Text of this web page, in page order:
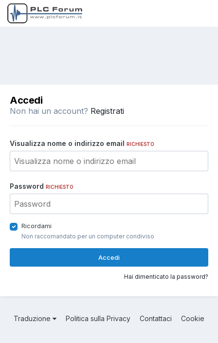
Accedi
Non hai un account? Registrati
Visualizza nome o indirizzo email RICHIESTO
Password RICHIESTO
Ricordami
Non raccomandato per un computer condiviso
Accedi
Hai dimenticato la password?
Traduzione Politica sulla Privacy Contattaci Cookie